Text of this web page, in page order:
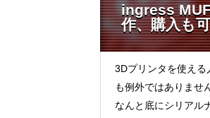
ingress
作、購入も
3Dプリンタを使え
も例外ではありませ
なんと底にシリアル